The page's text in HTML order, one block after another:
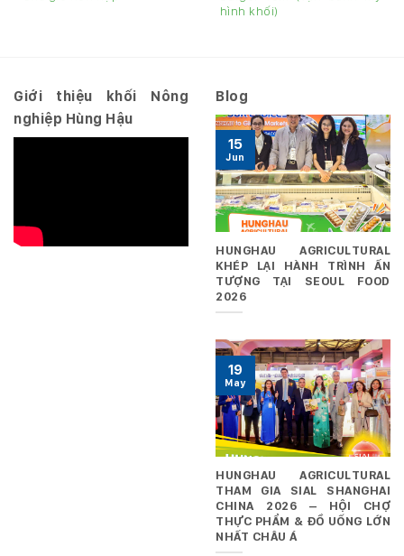
hình khối)
Giới thiệu khối Nông
nghiệp Hùng Hậu
Blog
HUNGHAU AGRICULTURAL
KHÉP LẠI HÀNH TRÌNH ẤN
TƯỢNG TẠI SEOUL FOOD
2026
15
Jun
HUNGHAU AGRICULTURAL
THAM GIA SIAL SHANGHAI
CHINA 2026 – HỘI CHỢ
THỰC PHẨM & ĐỒ UỐNG LỚN
NHẤT CHÂU Á
19
May